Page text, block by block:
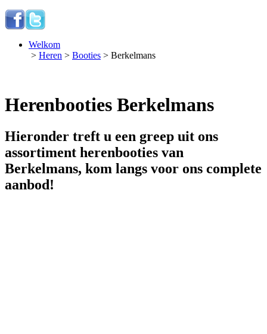
Welkom
> Heren > Booties > Berkelmans
Herenbooties Berkelmans
Hieronder treft u een greep uit ons
assortiment herenbooties van
Berkelmans, kom langs voor ons complete
aanbod!